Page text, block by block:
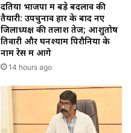
दतिया भाजपा में बड़े बदलाव की
तैयारी: उपचुनाव हार के बाद नए
जिलाध्यक्ष की तलाश तेज; आशुतोष
तिवारी और घनश्याम पिरौनिया के
नाम रेस में आगे
14 hours ago